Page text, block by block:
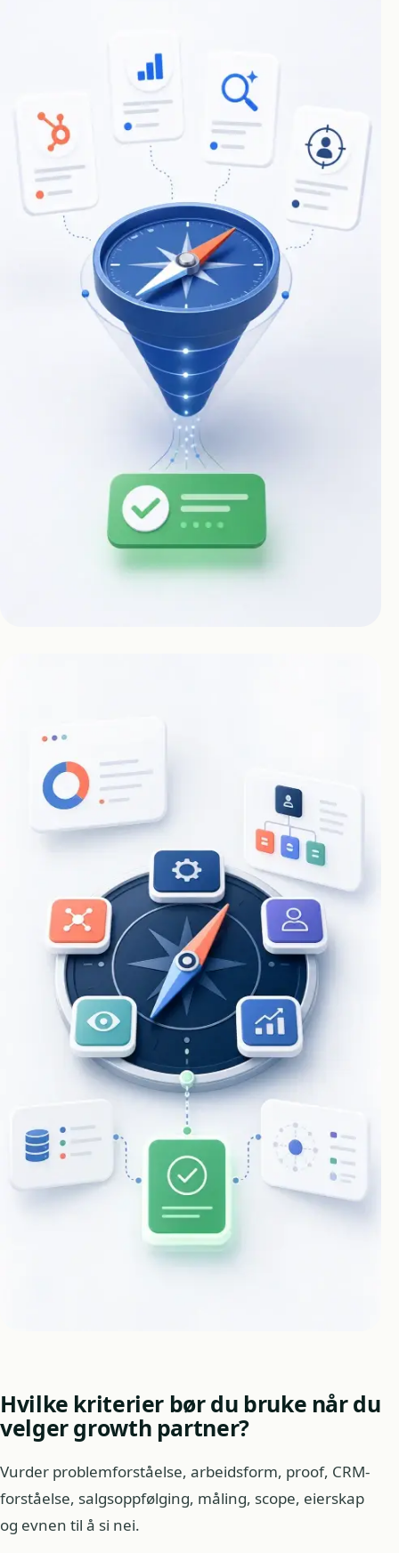
Hvilke kriterier bør du bruke når du
velger growth partner?
Vurder problemforståelse, arbeidsform, proof, CRM-
forståelse, salgsoppfølging, måling, scope, eierskap
og evnen til å si nei.